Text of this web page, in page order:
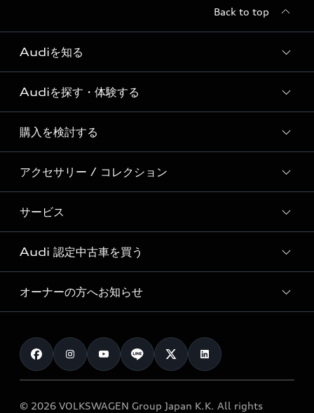
Back to top
Audiを知る
Audi ブランド
Story of Progress
Audi Sport
Formula 1®
デジタルサービス
Audiを探す・体験する
ディーラー検索
新車在庫検索
試乗車・展示車検索
見積り依頼
試乗予約
購入を検討する
モデル一覧
特別仕様モデル / 限定モデル
e-tronラインアップ
価格シミュレーション
車両比較
カタログ一覧
アクセサリー / コレクション
純正アクセサリー
オンラインショップ
Audi collection
アウディナビアプリ
サービス
サービス入庫予約
サービスプログラム
メンテナンス
車検 / 定期点検
e-tronアフターサポート
Audi 認定中古車を買う
Audi認定中古車
クオリティ
保証
メンテナンス
オーナーの方へお知らせ
お知らせ
オーナー様向けキャンペーン
© 2026 VOLKSWAGEN Group Japan K.K. All rights